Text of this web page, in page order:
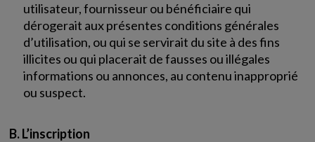
utilisateur, fournisseur ou bénéficiaire qui
dérogerait aux présentes conditions générales
d’utilisation, ou qui se servirait du site à des fins
illicites ou qui placerait de fausses ou illégales
informations ou annonces, au contenu inapproprié
ou suspect.
B. L’inscription